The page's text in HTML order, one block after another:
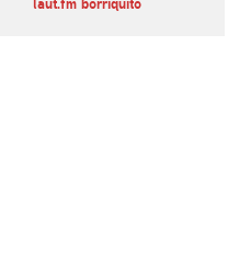
laut.fm borriquito